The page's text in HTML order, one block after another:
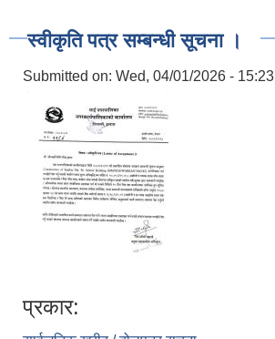
स्वीकृति पत्र सम्बन्धी सूचना ।
Submitted on: Wed, 04/01/2026 - 15:23
प्रकार: